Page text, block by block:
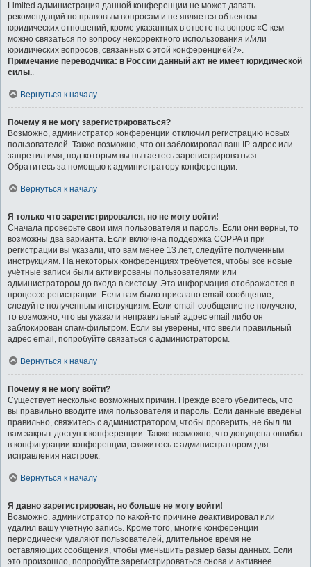
Limited администрация данной конференции не может давать
рекомендаций по правовым вопросам и не является объектом
юридических отношений, кроме указанных в ответе на вопрос «С кем
можно связаться по вопросу некорректного использования и/или
юридических вопросов, связанных с этой конференцией?».
Примечание переводчика: в России данный акт не имеет юридической
силы..
Вернуться к началу
Почему я не могу зарегистрироваться?
Возможно, администратор конференции отключил регистрацию новых
пользователей. Также возможно, что он заблокировал ваш IP-адрес или
запретил имя, под которым вы пытаетесь зарегистрироваться.
Обратитесь за помощью к администратору конференции.
Вернуться к началу
Я только что зарегистрировался, но не могу войти!
Сначала проверьте свои имя пользователя и пароль. Если они верны, то
возможны два варианта. Если включена поддержка COPPA и при
регистрации вы указали, что вам менее 13 лет, следуйте полученным
инструкциям. На некоторых конференциях требуется, чтобы все новые
учётные записи были активированы пользователями или
администратором до входа в систему. Эта информация отображается в
процессе регистрации. Если вам было прислано email-сообщение,
следуйте полученным инструкциям. Если email-сообщение не получено,
то возможно, что вы указали неправильный адрес email либо он
заблокирован спам-фильтром. Если вы уверены, что ввели правильный
адрес email, попробуйте связаться с администратором.
Вернуться к началу
Почему я не могу войти?
Существует несколько возможных причин. Прежде всего убедитесь, что
вы правильно вводите имя пользователя и пароль. Если данные введены
правильно, свяжитесь с администратором, чтобы проверить, не был ли
вам закрыт доступ к конференции. Также возможно, что допущена ошибка
в конфигурации конференции, свяжитесь с администратором для
исправления настроек.
Вернуться к началу
Я давно зарегистрирован, но больше не могу войти!
Возможно, администратор по какой-то причине деактивировал или
удалил вашу учётную запись. Кроме того, многие конференции
периодически удаляют пользователей, длительное время не
оставляющих сообщения, чтобы уменьшить размер базы данных. Если
это произошло, попробуйте зарегистрироваться снова и активнее